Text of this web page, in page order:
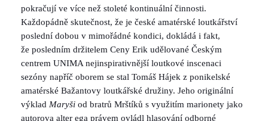
pokračují ve více než stoleté kontinuální činnosti.
Každopádně skutečnost, že je české amatérské loutkářství
poslední dobou v mimořádné kondici, dokládá i fakt,
že posledním držitelem Ceny Erik udělované Českým
centrem UNIMA nejinspirativnější loutkové inscenaci
sezóny napříč oborem se stal Tomáš Hájek z ponikelské
amatérské Bažantovy loutkářské družiny. Jeho originální
výklad Maryšiod bratrů Mrštíků s využitím marionety jako
autorova alter ega právem ovládl hlasování odborné